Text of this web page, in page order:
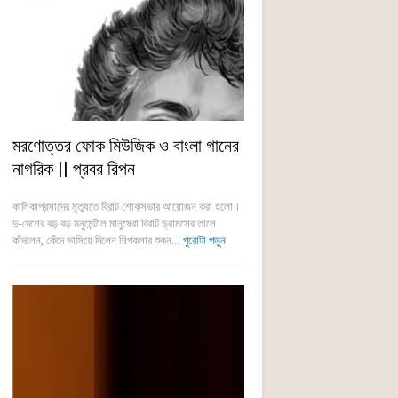
মরণোত্তর ফোক মিউজিক ও বাংলা গানের
নাগরিক || প্রবর রিপন
কালিকাপ্রসাদের মৃত্যুতে বিরাট শোকসভার আয়োজন করা হলো।
দু-দেশের বড় বড় মনুমেন্টাল মানুষেরা বিরাট ড্রামসের তালে
কাঁদলেন, কেঁদে ভাসিয়ে দিলেন শিল্পকলার শুকন... পুরোটা পড়ুন